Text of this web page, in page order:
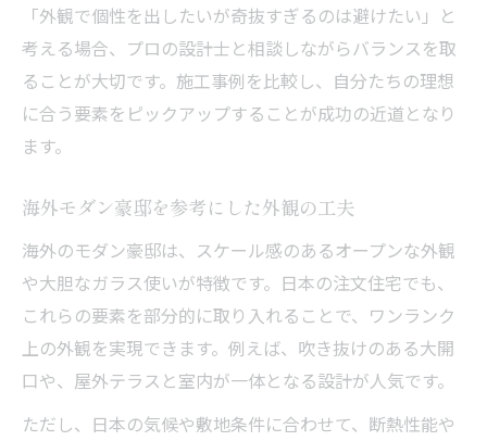
「外観で個性を出したいが奇抜すぎるのは避けたい」と
考える場合、プロの設計士と相談しながらバランスを取
ることが大切です。施工事例を比較し、自分たちの理想
に合う要素をピックアップすることが成功の近道となり
ます。
海外モダン豪邸を参考にした外観の工夫
海外のモダン豪邸は、スケール感のあるオープンな外観
や大胆なガラス使いが特徴です。日本の注文住宅でも、
これらの要素を部分的に取り入れることで、ワンランク
上の外観を実現できます。例えば、吹き抜けのある大開
口や、屋外テラスと室内が一体となる設計が人気です。
ただし、日本の気候や敷地条件に合わせて、断熱性能や